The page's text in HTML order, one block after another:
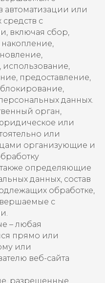
автоматизации или
средств с
включая сбор,
накопление,
использование,
предоставление,
данных.
орган,
или
или
организующие и
определяющие
данных, состав
обработке,
с
– любая
прямо или
или
веб-сайта
разрешенные